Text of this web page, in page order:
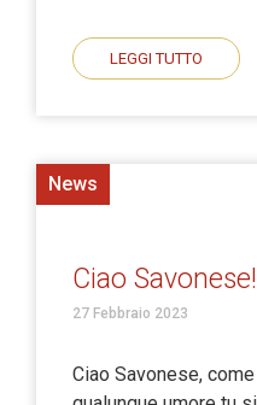
LEGGI TUTTO
News
Ciao Savonese!
27 Febbraio 2023
Ciao Savonese,